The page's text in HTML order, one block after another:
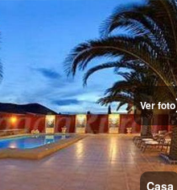
Ver foto
Casa